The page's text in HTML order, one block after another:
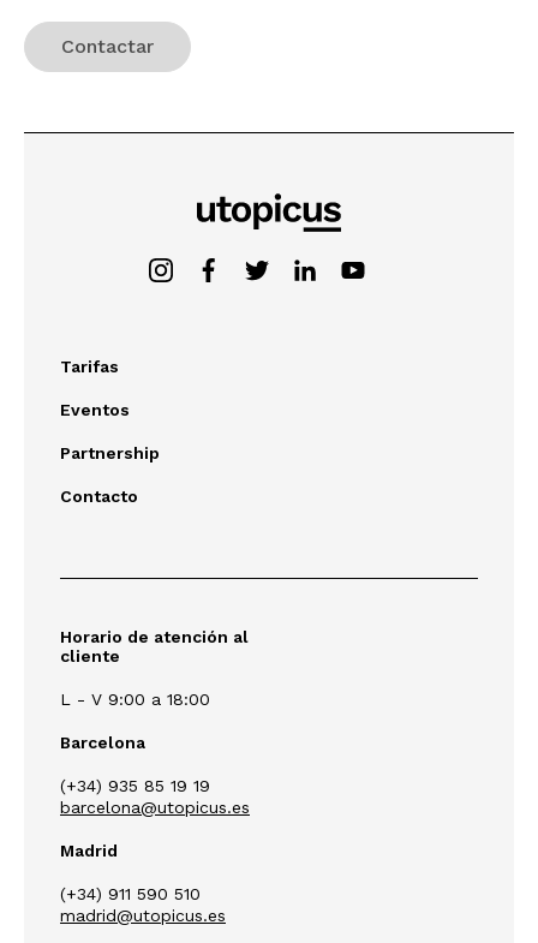
Tarifas
Eventos
Partnership
Contacto
Horario de atención al
cliente
L - V 9:00 a 18:00
Barcelona
(+34) 935 85 19 19
barcelona@utopicus.es
Madrid
(+34) 911 590 510
madrid@utopicus.es